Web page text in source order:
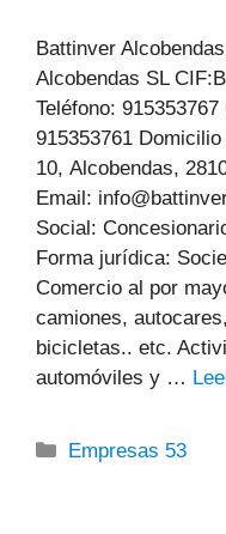
Battinver
Alcobendas SL
Teléfono:
915353761
10, Alcobendas,
Email:
Social:
Forma jurídica:
Comercio al por
camiones,
bicicletas.. etc.
automóviles y …
Categorías
Empresas 53